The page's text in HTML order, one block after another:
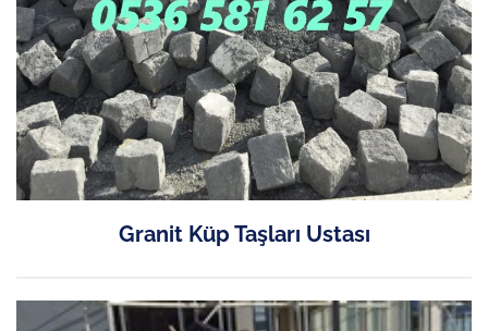
Granit Küp Taşları Ustası